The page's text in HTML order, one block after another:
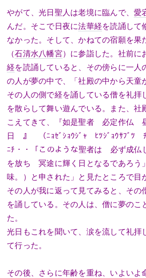
やがて、光日聖人は老境に臨んで、 愛
んだ。そこで日夜に法華経を読誦して
なかった。そして、かねての宿願を果
（石清水八幡宮）に参詣した。社前に
経を読誦していると、その傍らに一人
の人が夢の中で、「社殿の中から天童
その人の側で経を誦している僧を礼拝
を散らして舞い遊んでいる。また、社
こえてきて、『如是聖者 必定作仏
日 』 （ﾆｮｾﾞｼｮｳｼﾞｬ ﾋﾂｼﾞｮｳｻﾌﾞﾂ ﾁ
ﾆﾁ・・「このような聖者は 必ず成
を放ち 冥途に輝く日となるであろう
味。）と申された」と見たところで目
その人が我に返って見てみると、その
を誦している。その人は、僧に夢のこ
た。
光日もこれを聞いて、涙を流して礼拝
て行った。
その後、さらに年齢を重ね、いよいよ